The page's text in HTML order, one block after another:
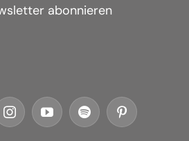
abonnieren
InstagramYouTubeSpotifyPinterest